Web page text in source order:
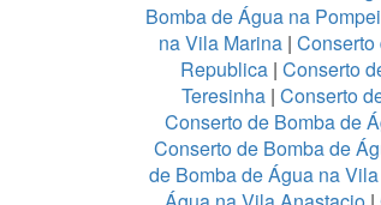
Bomba de Água na
na Vila Marina |
Republica| Conserto
Teresinha| Conserto
Conserto de Bomba de
Conserto de Bomba de
de Bomba de Água na